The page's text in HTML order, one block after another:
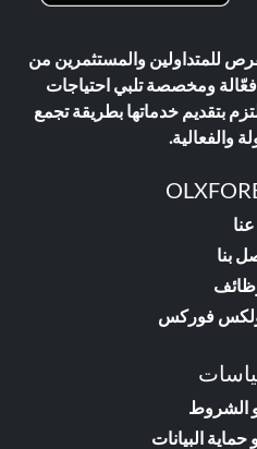
للمتداولين والمستثمرين من
ومخصصة تلبي احتياجات
بتقديم خدماتها بطريقة تجمع
والفعالية.
عنا
بنا
فوركس
و الشروط
البيانات